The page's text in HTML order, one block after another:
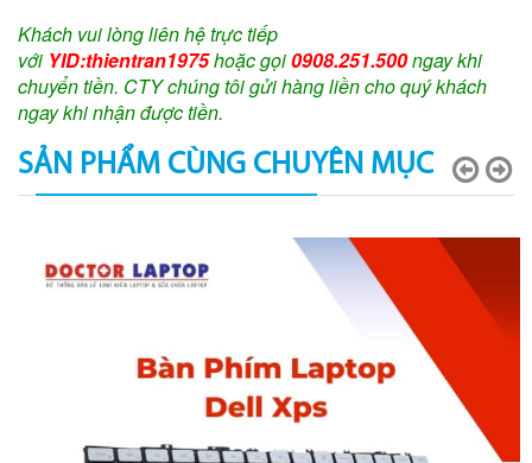
Khách vui lòng liên hệ trực tiếp
với YID:thientran1975hoặc gọi0908.251.500ngay khi
chuyển tiền. CTY chúng tôi gửi hàng liền cho quý khách
ngay khi nhận được tiền.
SẢN PHẨM CÙNG CHUYÊN MỤC